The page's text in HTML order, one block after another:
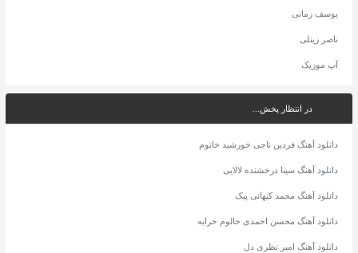
یوسف زمانی
ناصر زینلی
آپ موزیک
در انتظار پخش...
دانلود آهنگ فردین ناجی خورشید خانوم
دانلود آهنگ سینا درخشنده لالایی
دانلود آهنگ محمد کیهانی پیک
دانلود آهنگ محسن احمدی حالوم خرابه
دانلود آهنگ امیر نظری دل